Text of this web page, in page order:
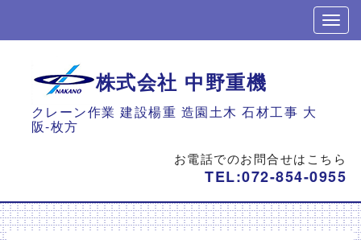
株式会社 中野重機
クレーン作業 建設楊重 造園土木 石材工事 大
阪-枚方
お電話でのお問合せはこちら
TEL:072-854-0955